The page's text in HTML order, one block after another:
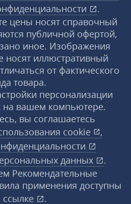
.
цены носят справочный
публичной офертой,
иное. Изображения
носят иллюстративный
от фактического
товара.
персонализации
на вашем компьютере.
вы соглашаетесь
cookie
,
данных
.
Рекомендательные
применения доступны
ссылке
.